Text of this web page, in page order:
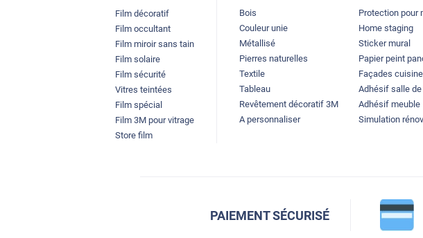
Film décoratif
Film occultant
Film miroir sans tain
Film solaire
Film sécurité
Vitres teintées
Film spécial
Film 3M pour vitrage
Store film
Bois
Couleur unie
Métallisé
Pierres naturelles
Textile
Tableau
Revêtement décoratif 3M
A personnaliser
Protection pour
Home staging
Sticker mural
Papier peint
Façades
Adhésif salle de
Adhésif meuble
Simulation
PAIEMENT SÉCURISÉ